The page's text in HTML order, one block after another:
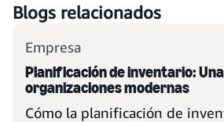
Blogs relacionados
Empresa
Planificación de inventario:
organizaciones modernas
Cómo la planificación de